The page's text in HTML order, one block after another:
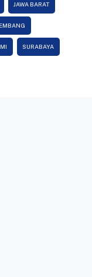
JAWA BARAT
SURABAYA